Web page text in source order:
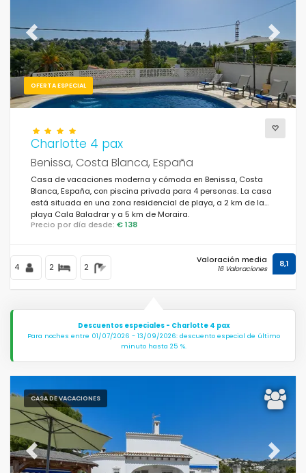
OFERTA ESPECIAL
Previous Next
Charlotte 4 pax
Benissa, Costa Blanca, España
Casa de vacaciones moderna y cómoda en Benissa, Costa
Blanca, España, con piscina privada para 4 personas. La casa
está situada en una zona residencial de playa, a 2 km de la
playa Cala Baladrar y a 5 km de Moraira.
Precio por día desde: € 138
4 2 2
Valoración media
16 Valoraciones 8,1
Descuentos especiales - Charlotte 4 pax
Para noches entre 01/07/2026 - 13/09/2026: descuento especial de último
minuto hasta 25 %.
CASA DE VACACIONES
Previous Next